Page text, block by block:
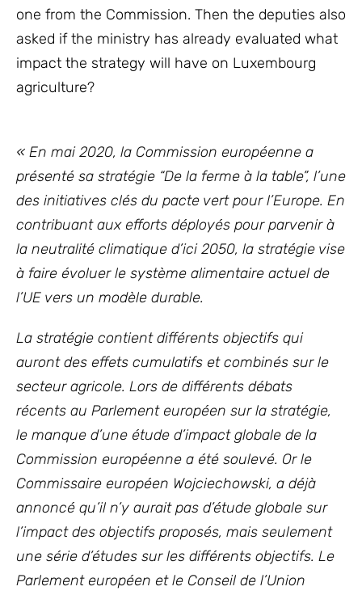
one from the Commission. Then the deputies also
asked if the ministry has already evaluated what
impact the strategy will have on Luxembourg
agriculture?
« En mai 2020, la Commission européenne a
présenté sa stratégie “De la ferme à la table”, l’une
des initiatives clés du pacte vert pour l’Europe. En
contribuant aux efforts déployés pour parvenir à
la neutralité climatique d’ici 2050, la stratégie vise
à faire évoluer le système alimentaire actuel de
l’UE vers un modèle durable.
La stratégie contient différents objectifs qui
auront des effets cumulatifs et combinés sur le
secteur agricole. Lors de différents débats
récents au Parlement européen sur la stratégie,
le manque d’une étude d’impact globale de la
Commission européenne a été soulevé. Or le
Commissaire européen Wojciechowski, a déjà
annoncé qu’il n’y aurait pas d’étude globale sur
l’impact des objectifs proposés, mais seulement
une série d’études sur les différents objectifs. Le
Parlement européen et le Conseil de l’Union